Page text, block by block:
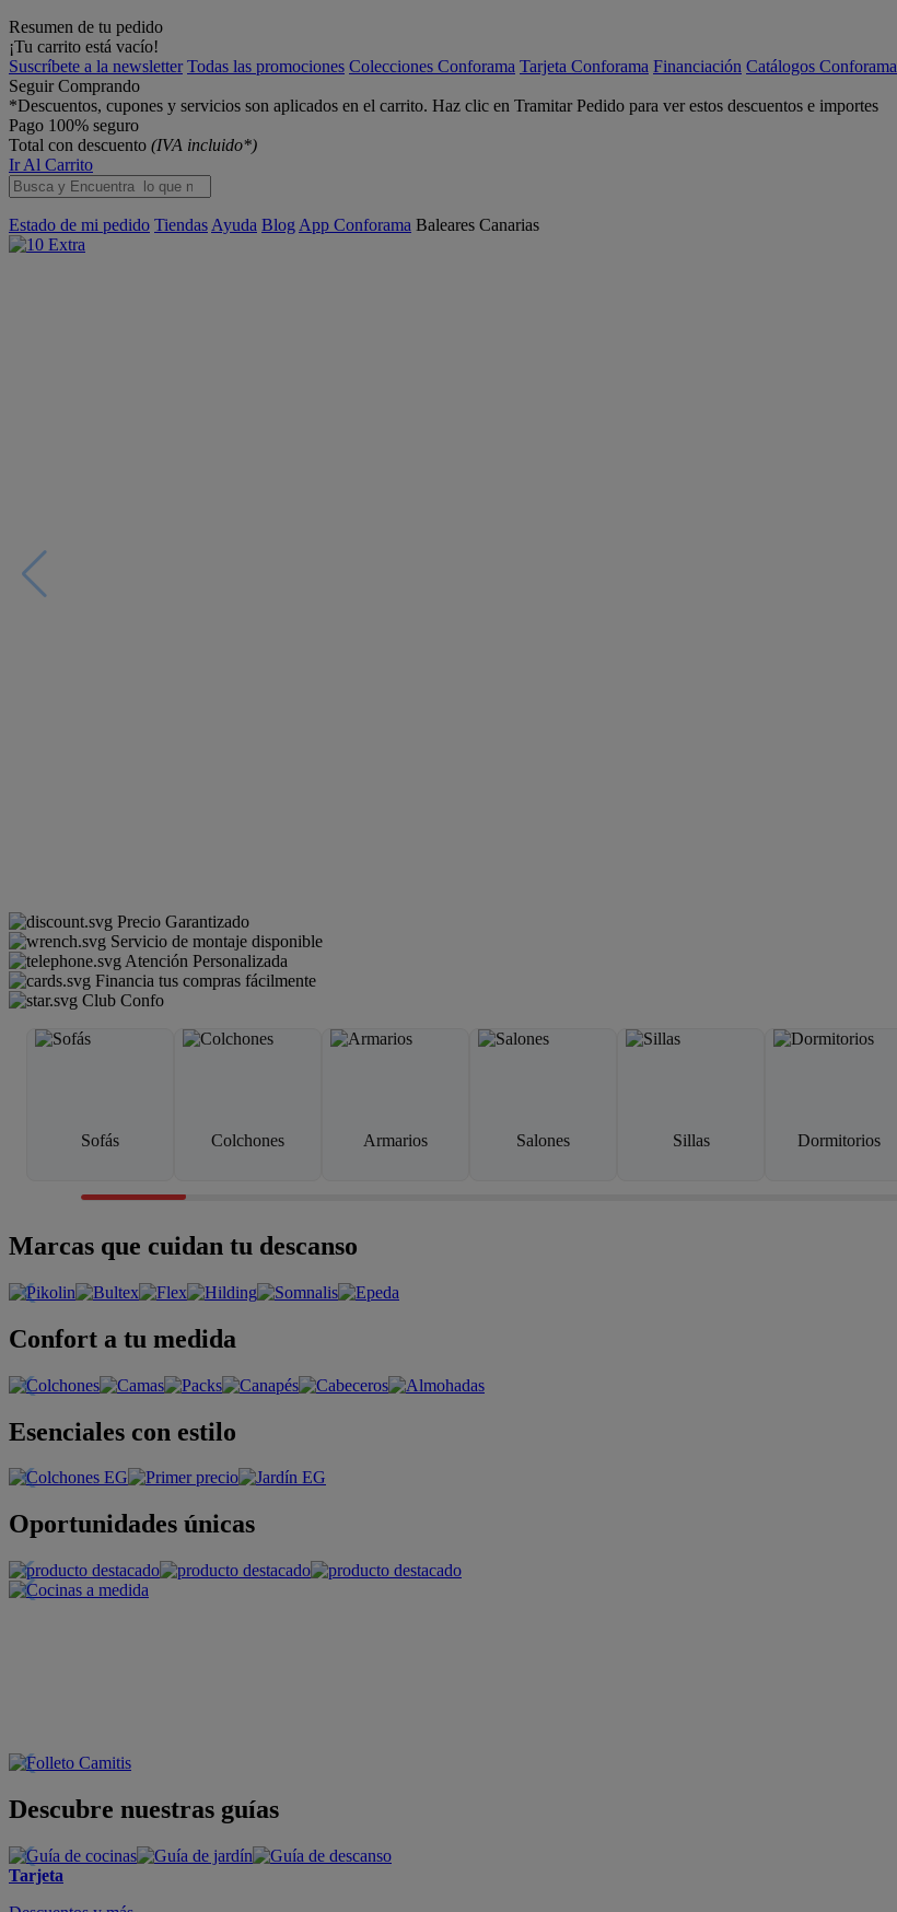
Resumen de tu pedido
¡Tu carrito está vacío!
Suscríbete a la newsletter Todas las promociones Colecciones Conforama Tarjeta Conforama Financiación Catálogos Conforama
Seguir Comprando
*Descuentos, cupones y servicios son aplicados en el carrito. Haz clic en Tramitar Pedido para ver estos descuentos e importes
Pago 100% seguro
Total con descuento (IVA incluido*)
Ir Al Carrito
Estado de mi pedido Tiendas Ayuda Blog App Conforama Baleares Canarias
Precio Garantizado
Servicio de montaje disponible
Atención Personalizada
Financia tus compras fácilmente
Club Confo
Sofás Colchones Armarios Salones Sillas Dormitorios
Marcas que cuidan tu descanso
Confort a tu medida
Esenciales con estilo
Oportunidades únicas
Descubre nuestras guías
Tarjeta